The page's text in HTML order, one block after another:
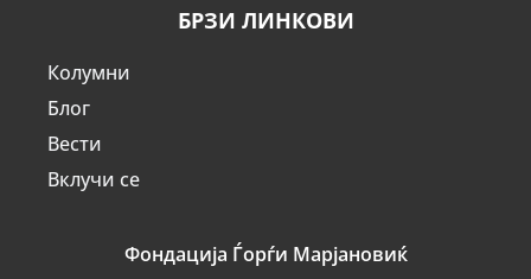
БРЗИ ЛИНКОВИ
Колумни
Блог
Вести
Вклучи се
Фондација Ѓорѓи Марјановиќ